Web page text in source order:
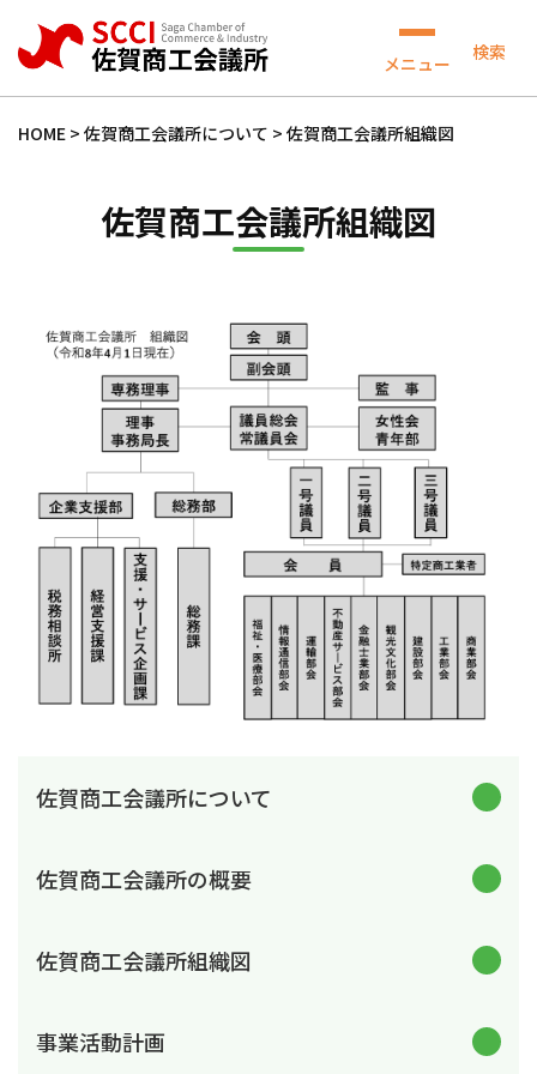
メニュー
検索
HOME > 佐賀商工会議所について > 佐賀商工会議所組織図
佐賀商工会議所組織図
佐賀商工会議所について
佐賀商工会議所の概要
佐賀商工会議所組織図
事業活動計画